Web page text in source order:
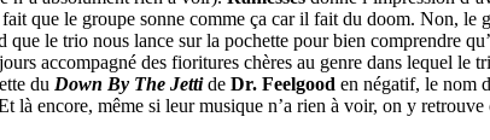
que le groupe sonne comme ça car il fait du doom. Non, le
le trio nous lance sur la pochette pour bien comprendre
accompagné des fioritures chères au genre dans lequel le
du Down By The Jetti de Dr. Feelgood en négatif, le nom
encore, même si leur musique n’a rien à voir, on y retrouve